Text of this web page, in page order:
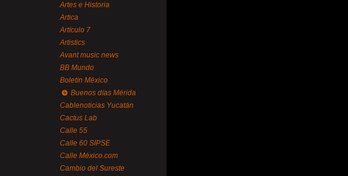
Artes e Historia
Artica
Artículo 7
Artistics
Avant music news
BB Mundo
Boletín México
Buenos días Mérida
Cablenoticias Yucatán
Cactus Lab
Calle 55
Calle 60 SIPSE
Calle México.com
Cambio del Sureste